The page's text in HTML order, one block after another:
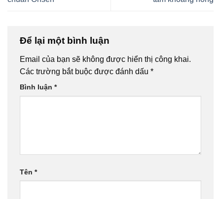
Để lại một bình luận
Email của bạn sẽ không được hiển thị công khai.
Các trường bắt buộc được đánh dấu *
Bình luận *
Tên *